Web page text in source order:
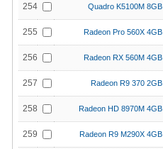
254 Quadro K5100M 8GB
255 Radeon Pro 560X 4GB
256 Radeon RX 560M 4GB
257 Radeon R9 370 2GB
258 Radeon HD 8970M 4GB
259 Radeon R9 M290X 4GB